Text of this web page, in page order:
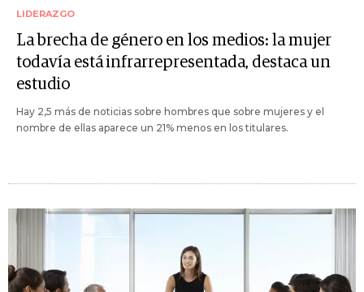
LIDERAZGO
La brecha de género en los medios: la mujer
todavía está infrarrepresentada, destaca un
estudio
Hay 2,5 más de noticias sobre hombres que sobre mujeres y el
nombre de ellas aparece un 21% menos en los titulares.